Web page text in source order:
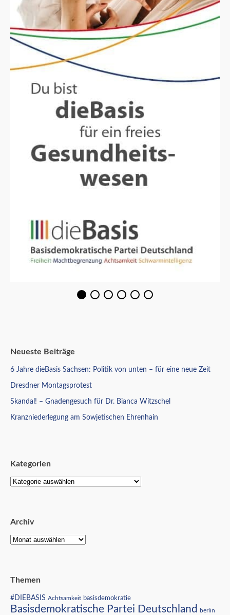
Neueste Beiträge
6 Jahre dieBasis Sachsen: Politik von unten – für eine neue Zeit
Dresdner Montagsprotest
Skandal! – Gnadengesuch für Dr. Bianca Witzschel
Kranzniederlegung am Sowjetischen Ehrenhain
Kategorien
Archiv
Themen
#DIEBASIS Achtsamkeit basisdemokratie
Basisdemokratische Partei Deutschland berlin